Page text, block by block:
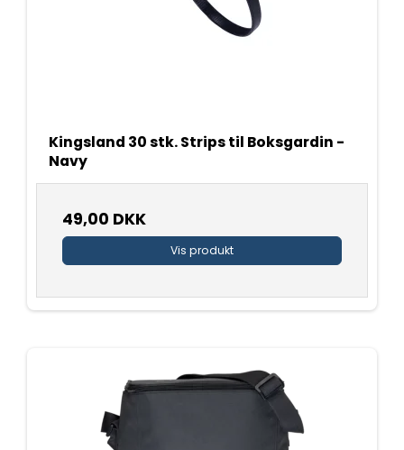
Kingsland 30 stk. Strips til Boksgardin -
Navy
49,00 DKK
Vis produkt